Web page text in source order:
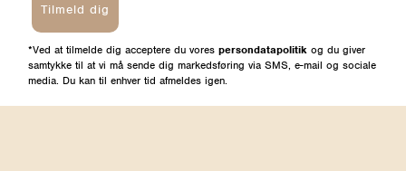
Tilmeld dig
*Ved at tilmelde dig acceptere du vores persondatapolitik og du giver
samtykke til at vi må sende dig markedsføring via SMS, e-mail og sociale
media. Du kan til enhver tid afmeldes igen.